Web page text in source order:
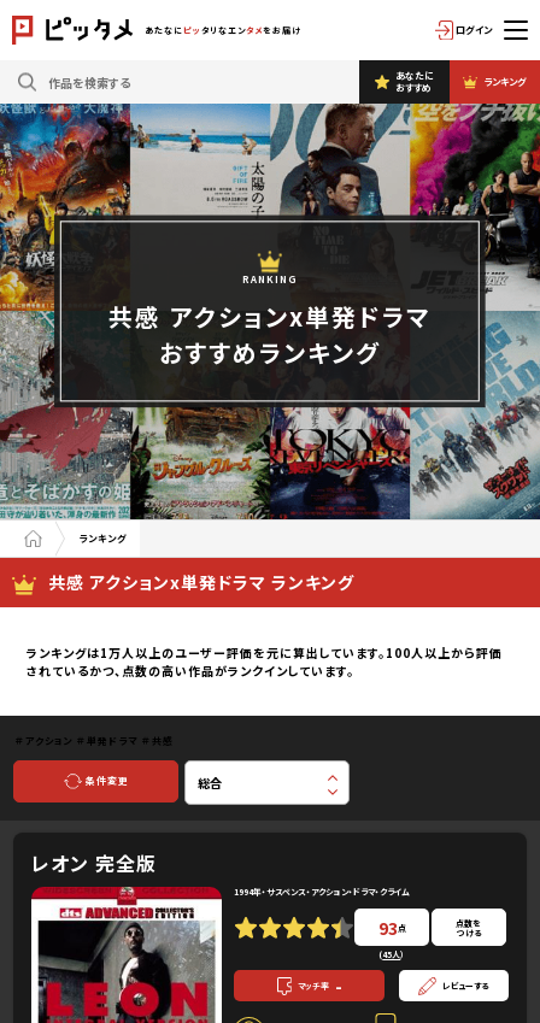
あたなに ピッ タリなエンタメをお届け ログイン
あなたに
おすすめ
ランキング
RANKING
共感 アクションx単発ドラマ
おすすめランキング
ランキング
共感 アクションx単発ドラマ ランキング
ランキングは1万人以上のユーザー評価を元に算出しています。100人以上から評価
されているかつ、点数の高い作品がランクインしています。
＃アクション ＃単発ドラマ ＃共感
条件変更
レオン 完全版
1994年・サスペンス・アクション・ドラマ・クライム
93 点
(45人）
点数を
つける
マッチ率 - レビューする